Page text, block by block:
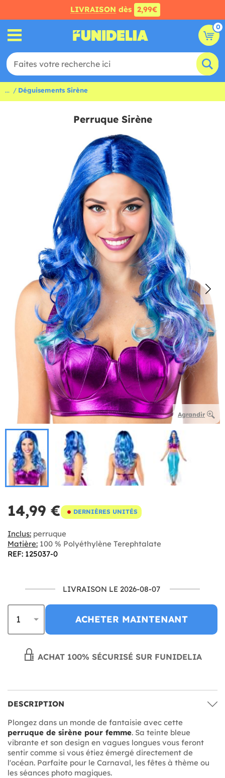
LIVRAISON dès 2,99€
0
... Déguisements Sirène
Perruque Sirène
Agrandir
14,99 € DERNIÈRES UNITÉS
Inclus: perruque
Matière: 100 % Polyéthylène Terephtalate
REF: 125037-0
LIVRAISON LE 2026-08-07
ACHETER MAINTENANT
ACHAT 100% SÉCURISÉ SUR FUNIDELIA
DESCRIPTION
Plongez dans un monde de fantaisie avec cette
perruque de sirène pour femme. Sa teinte bleue
vibrante et son design en vagues longues vous feront
sentir comme si vous étiez émergé directement de
l'océan. Parfaite pour le Carnaval, les fêtes à thème ou
les séances photo magiques.